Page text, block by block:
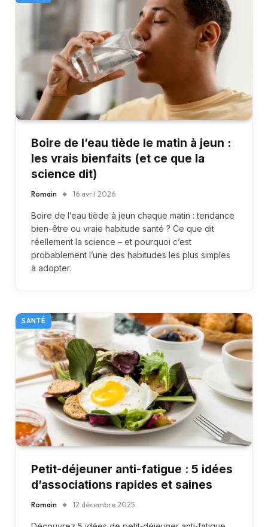
Boire de l’eau tiède le matin à jeun :
les vrais bienfaits (et ce que la
science dit)
Romain 16 avril 2026
Boire de l’eau tiède à jeun chaque matin : tendance
bien-être ou vraie habitude santé ? Ce que dit
réellement la science – et pourquoi c’est
probablement l’une des habitudes les plus simples
à adopter.
SANTÉ
Petit-déjeuner anti-fatigue : 5 idées
d’associations rapides et saines
Romain 12 décembre 2025